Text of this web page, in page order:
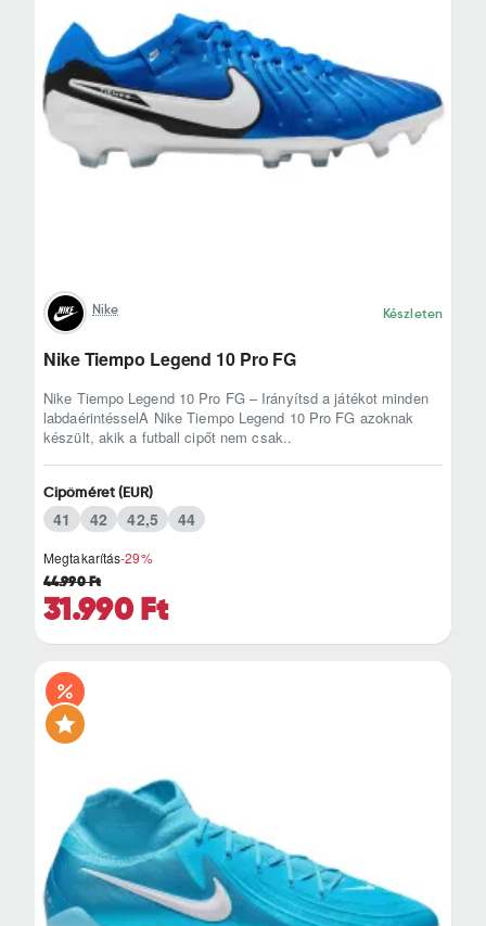
Nike Készleten
Nike Tiempo Legend 10 Pro FG
Nike Tiempo Legend 10 Pro FG – Irányítsd a játékot minden
labdaérintésselA Nike Tiempo Legend 10 Pro FG azoknak
készült, akik a futball cipőt nem csak..
Megtakarítás-29%
31.990 Ft
44.990 Ft
Cipőméret (EUR)
41 42 42,5 44